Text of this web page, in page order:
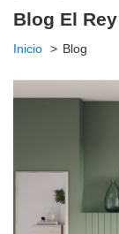
Blog El
Inicio Blog